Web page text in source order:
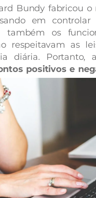
Bundy fabricou
em
também os
respeitavam as
diária. Portanto,
positivos e